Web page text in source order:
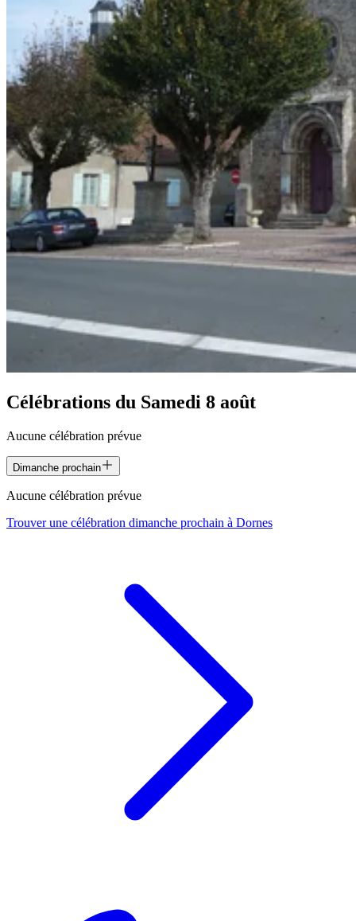
Célébrations du Samedi 8 août
Aucune célébration prévue
Dimanche prochain
Aucune célébration prévue
Trouver une célébration dimanche prochain à Dornes